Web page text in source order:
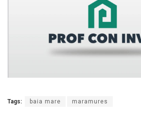
Tags: baia mare maramures